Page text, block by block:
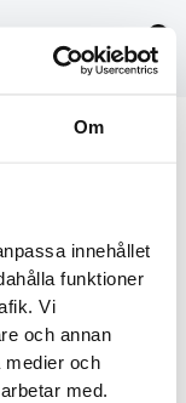
Om
innehållet
funktioner
Vi
och annan
medier och
med.